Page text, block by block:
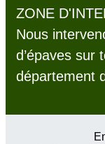
ZONE
Nous
d’épaves sur
département